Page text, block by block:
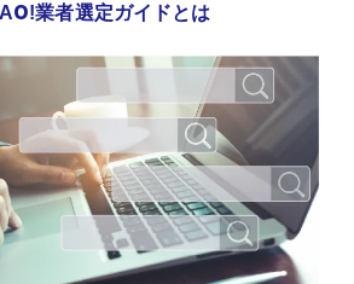
業者選定ガイドとは